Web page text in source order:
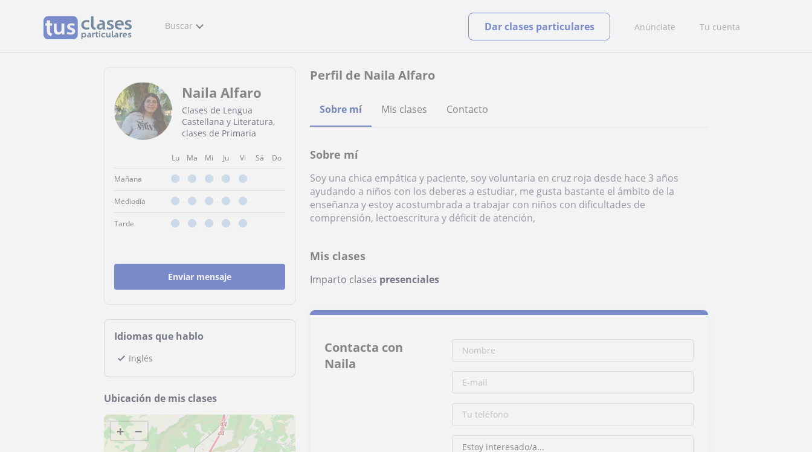
Buscar Anúnciate Tu cuenta
Dar clases particulares
Naila Alfaro
Clases de Lengua
Castellana y Literatura,
clases de Primaria
Lu Ma Mi Ju Vi Sá Do
Mañana
Mediodía
Tarde
Enviar mensaje
Idiomas que hablo
Inglés
Ubicación de mis clases
+ −
Perfil de Naila Alfaro
Sobre mí Mis clases Contacto
Sobre mí
Soy una chica empática y paciente, soy voluntaria en cruz roja desde hace 3 años
ayudando a niños con los deberes a estudiar, me gusta bastante el ámbito de la
enseñanza y estoy acostumbrada a trabajar con niños con dificultades de
comprensión, lectoescritura y déficit de atención,
Mis clases
Imparto clases presenciales
Contacta con
Naila